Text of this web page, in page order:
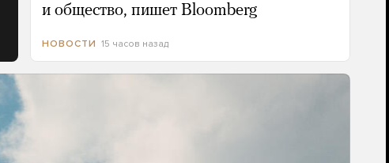
и общество, пишет Bloomberg
НОВОСТИ 15 часов назад